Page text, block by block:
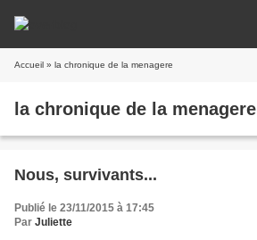
Accueil » la chronique de la menagere
la chronique de la menagere
Nous, survivants...
Publié le 23/11/2015 à 17:45
Par Juliette